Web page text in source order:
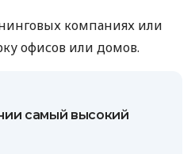
компаниях или
офисов или домов.
самый высокий